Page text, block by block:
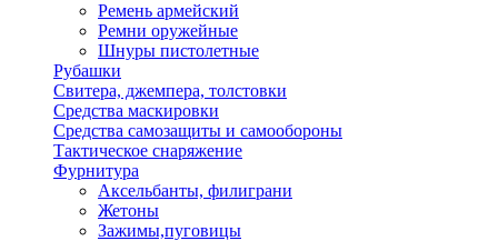
Ремень армейский
Ремни оружейные
Шнуры пистолетные
Рубашки
Свитера, джемпера, толстовки
Средства маскировки
Средства самозащиты и самообороны
Тактическое снаряжение
Фурнитура
Аксельбанты, филиграни
Жетоны
Зажимы,пуговицы